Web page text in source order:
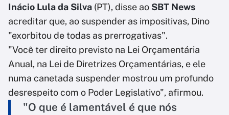
Inácio Lula da Silva (PT), disse ao SBT News
acreditar que, ao suspender as impositivas, Dino
"exorbitou de todas as prerrogativas".
"Você ter direito previsto na Lei Orçamentária
Anual, na Lei de Diretrizes Orçamentárias, e ele
numa canetada suspender mostrou um profundo
desrespeito com o Poder Legislativo", afirmou.
"O que é lamentável é que nós